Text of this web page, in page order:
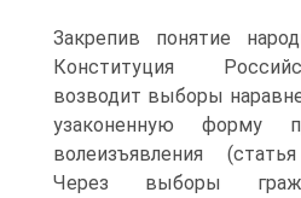
Закрепив понятие
Конституция
возводит выборы
узаконенную форму
волеизъявления
Через выборы